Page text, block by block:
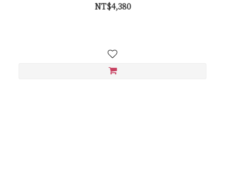
NT$4,380